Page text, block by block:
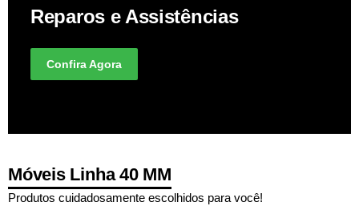
Reparos e Assistências
Confira Agora
Móveis Linha 40 MM
Produtos cuidadosamente escolhidos para você!